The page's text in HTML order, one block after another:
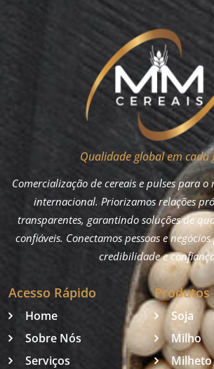
Qualidade global em cada
Comercialização de cereais e pulses para
internacional. Priorizamos relações
transparentes, garantindo soluções de
confiáveis. Conectamos pessoas e
credibilidade e
Acesso Rápido
Home
Sobre Nós
Serviços
Produtos
Soja
Milho
Milheto